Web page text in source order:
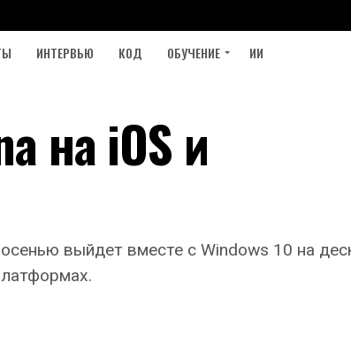
ИНТЕРВЬЮ КОД ОБУЧЕНИЕ ИИ
на iOS и
выйдет вместе с Windows 10 на